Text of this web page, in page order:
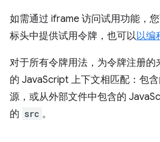
如需通过 iframe 访问试用功能，
标头中提供试用令牌，也可以以编
对于所有令牌用法，为令牌注册
的 JavaScript 上下文相匹配：包
源，或从外部文件中包含的
的 src 。